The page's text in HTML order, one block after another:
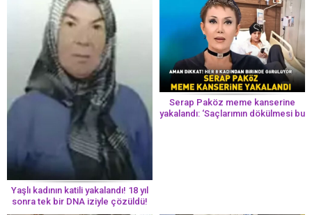
Yaşlı kadının katili yakalandı! 18 yıl
sonra tek bir DNA iziyle çözüldü!
Serap Paköz meme kanserine
yakalandı: ‘Saçlarımın dökülmesi bu